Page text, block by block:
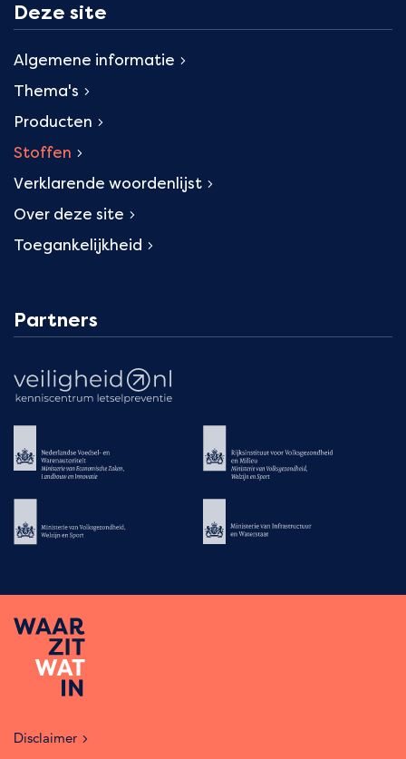
Deze site
Algemene informatie
Thema's
Producten
Stoffen
Verklarende woordenlijst
Over deze site
Toegankelijkheid
Partners
Disclaimer